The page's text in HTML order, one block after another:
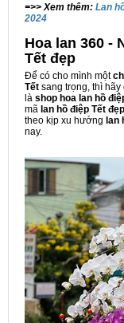
=>> Xem thêm: Lan
2024
Hoa lan 360 -
Tết đẹp
Để có cho mình một
Tết sang trọng, thì
là shop hoa lan hồ
mã lan hồ điệp Tết
theo kịp xu hướng lan
nay.